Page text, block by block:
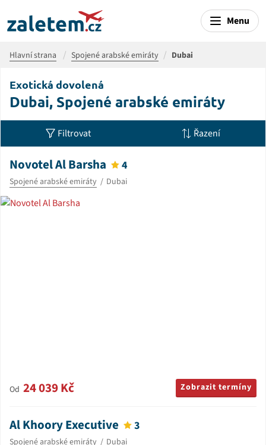
Menu
Hlavní strana Spojené arabské emiráty Dubai
Exotická dovolená
Dubai, Spojené arabské emiráty
Filtrovat Řazení
Novotel Al Barsha 4
Spojené arabské emiráty Dubai
Od 24 039 Kč Zobrazit termíny
Al Khoory Executive 3
Spojené arabské emiráty Dubai